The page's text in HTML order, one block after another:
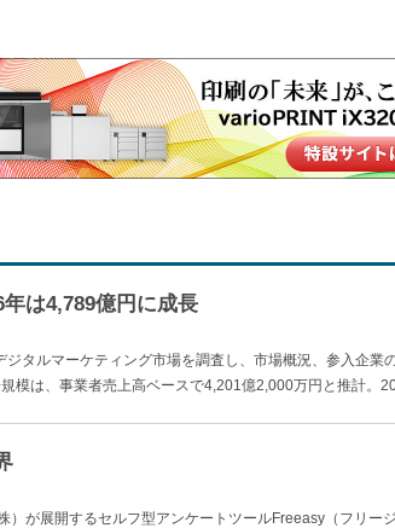
は4,789億円に成長
ジタルマーケティング市場を調査し、市場概況、参入企業
は、事業者売上高ベースで4,201億2,000万円と推計。
）が展開するセルフ型アンケートツールFreeasy（フリー